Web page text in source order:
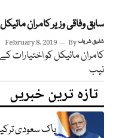
سابق وفاقی وزیر کامران
February 8, 2019 Byشفیق شریف
کامران مائیکل کو اختیارات کے
نیب
تازہ ترین خبریں
پاک سعودی